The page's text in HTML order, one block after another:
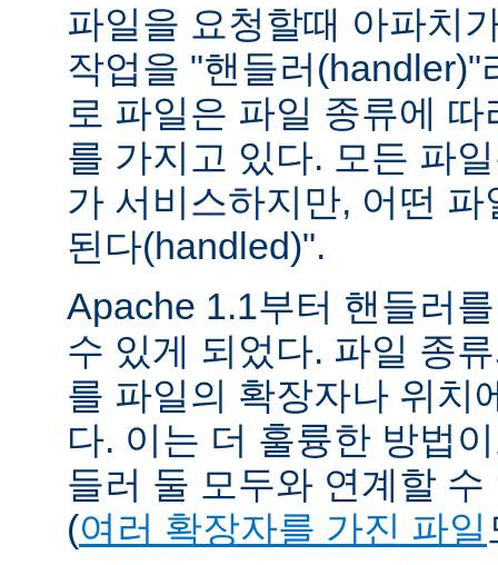
파일을 요청할때 아파치
작업을 "핸들러(handler)"
로 파일은 파일 종류에
를 가지고 있다. 모든 파
가 서비스하지만, 어떤
된다(handled)".
Apache 1.1부터 핸들러
수 있게 되었다. 파일 종
를 파일의 확장자나 위치
다. 이는 더 훌륭한 방법
들러 둘 모두와 연계할
(여러 확장자를 가진 파일